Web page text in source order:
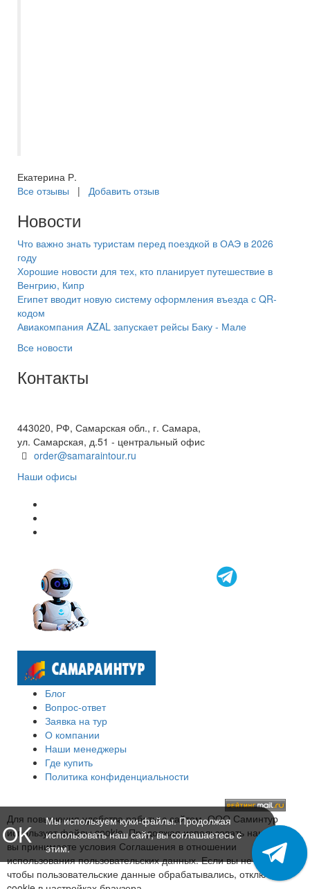
Екатерина Р.
Все отзывы | Добавить отзыв
Новости
Что важно знать туристам перед поездкой в ОАЭ в 2026
году
Хорошие новости для тех, кто планирует путешествие в
Венгрию, Кипр
Египет вводит новую систему оформления въезда с QR-
кодом
Авиакомпания AZAL запускает рейсы Баку - Мале
Все новости
Контакты
443020, РФ, Самарская обл., г. Самара,
ул. Самарская, д.51 - центральный офис
order@samaraintour.ru
Наши офисы
Блог
Вопрос-ответ
Заявка на тур
О компании
Наши менеджеры
Где купить
Политика конфиденциальности
Для повышения удобства работы с сайтом, ООО Саминтур
использует файлы cookie. Продолжая использовать наш сайт,
вы принимаете условия Соглашения в отношении
использования пользовательских данных. Если вы не хотите,
чтобы пользовательские данные обрабатывались, отключите
OK
Мы используем куки-файлы. Продолжая
использовать наш сайт, вы соглашаетесь с
этим.